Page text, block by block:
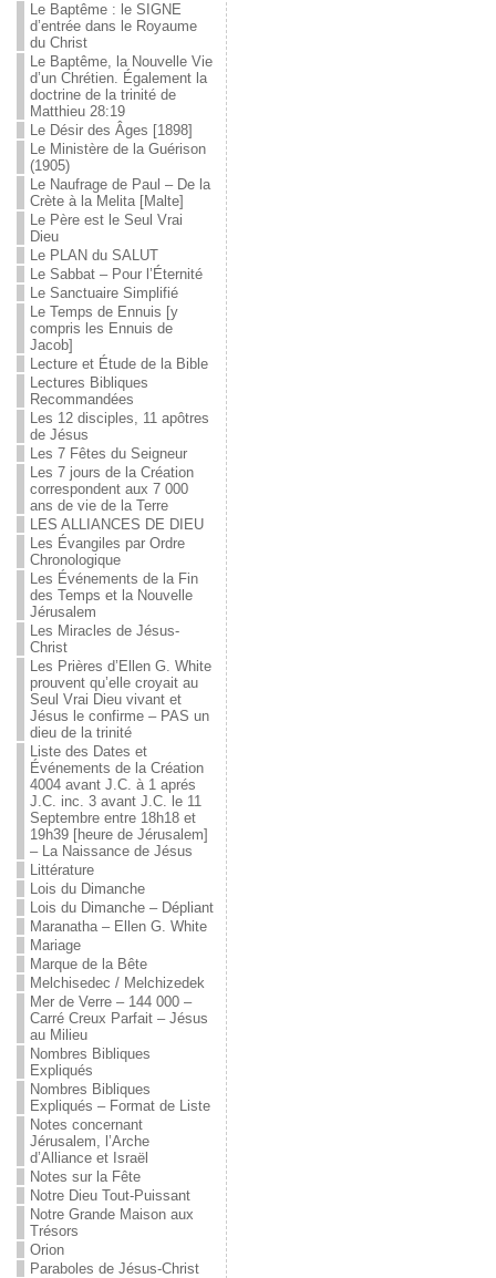
Le Baptême : le SIGNE
d’entrée dans le Royaume
du Christ
Le Baptême, la Nouvelle Vie
d’un Chrétien. Également la
doctrine de la trinité de
Matthieu 28:19
Le Désir des Âges [1898]
Le Ministère de la Guérison
(1905)
Le Naufrage de Paul – De la
Crète à la Melita [Malte]
Le Père est le Seul Vrai
Dieu
Le PLAN du SALUT
Le Sabbat – Pour l’Éternité
Le Sanctuaire Simplifié
Le Temps de Ennuis [y
compris les Ennuis de
Jacob]
Lecture et Étude de la Bible
Lectures Bibliques
Recommandées
Les 12 disciples, 11 apôtres
de Jésus
Les 7 Fêtes du Seigneur
Les 7 jours de la Création
correspondent aux 7 000
ans de vie de la Terre
LES ALLIANCES DE DIEU
Les Évangiles par Ordre
Chronologique
Les Événements de la Fin
des Temps et la Nouvelle
Jérusalem
Les Miracles de Jésus-
Christ
Les Prières d’Ellen G. White
prouvent qu’elle croyait au
Seul Vrai Dieu vivant et
Jésus le confirme – PAS un
dieu de la trinité
Liste des Dates et
Événements de la Création
4004 avant J.C. à 1 aprés
J.C. inc. 3 avant J.C. le 11
Septembre entre 18h18 et
19h39 [heure de Jérusalem]
– La Naissance de Jésus
Littérature
Lois du Dimanche
Lois du Dimanche – Dépliant
Maranatha – Ellen G. White
Mariage
Marque de la Bête
Melchisedec / Melchizedek
Mer de Verre – 144 000 –
Carré Creux Parfait – Jésus
au Milieu
Nombres Bibliques
Expliqués
Nombres Bibliques
Expliqués – Format de Liste
Notes concernant
Jérusalem, l’Arche
d’Alliance et Israël
Notes sur la Fête
Notre Dieu Tout-Puissant
Notre Grande Maison aux
Trésors
Orion
Paraboles de Jésus-Christ